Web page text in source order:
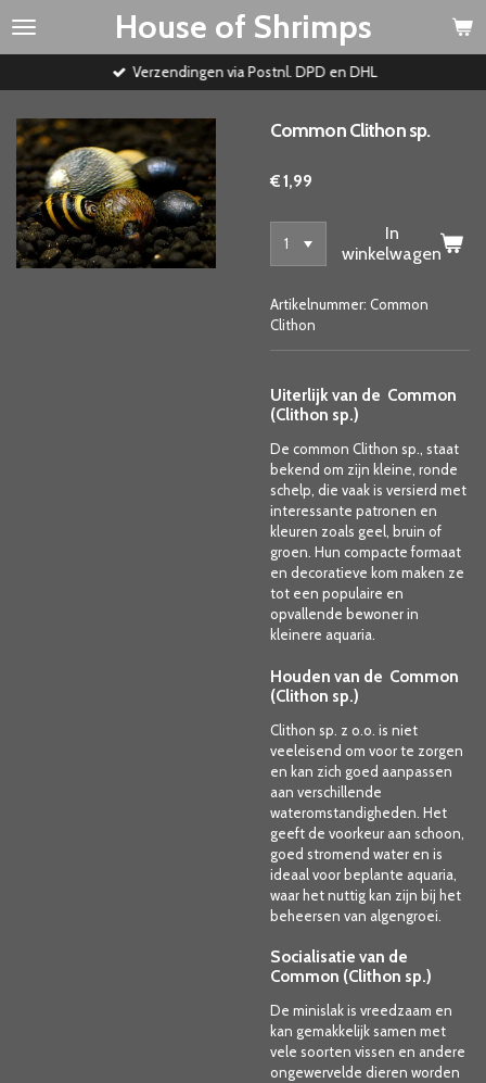
Ga
House of Shrimps
Verzendingen via Postnl. DPD en DHL
Common Clithon sp.
€ 1,99
In
winkelwagen
Artikelnummer: Common
Clithon
Uiterlijk van de Common
(Clithon sp.)
De common Clithon sp., staat
bekend om zijn kleine, ronde
schelp, die vaak is versierd met
interessante patronen en
kleuren zoals geel, bruin of
groen. Hun compacte formaat
en decoratieve kom maken ze
tot een populaire en
opvallende bewoner in
kleinere aquaria.
Houden van de Common
(Clithon sp.)
Clithon sp. z o.o. is niet
veeleisend om voor te zorgen
en kan zich goed aanpassen
aan verschillende
wateromstandigheden. Het
geeft de voorkeur aan schoon,
goed stromend water en is
ideaal voor beplante aquaria,
waar het nuttig kan zijn bij het
beheersen van algengroei.
Socialisatie van de
Common (Clithon sp.)
De minislak is vreedzaam en
kan gemakkelijk samen met
vele soorten vissen en andere
ongewervelde dieren worden